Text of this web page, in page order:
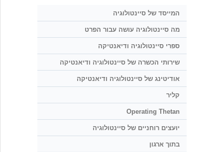
המייסד של סיינטולוגיה
מה סיינטולוגיה עושה עבור הפרט
ספרי סיינטולוגיה ודיאנטיקה
שירותי הכשרה של סיינטולוגיה ודיאנטיקה
אודיטינג של סיינטולוגיה ודיאנטיקה
קליר
Operating Thetan
יועצים רוחניים של סיינטולוגיה
בתוך ארגון